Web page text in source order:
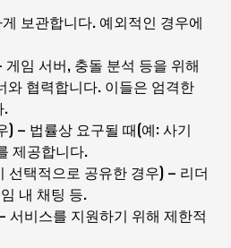
보관합니다. 예외적인 경우에
임 서버, 충돌 분석 등을 위해
와 협력합니다. 이들은 엄격한
.
) – 법률상 요구될 때(예: 사기
제공합니다.
선택적으로 공유한 경우) – 리더
내 채팅 등.
서비스를 지원하기 위해 제한적